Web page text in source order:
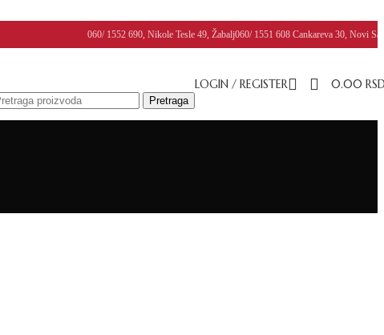
060/ 1552 690, Nikole Tesle 49, Žabalj060/ 1551 608 Cankareva 30, Novi
Pretraga
LOGIN / REGISTER 0.00